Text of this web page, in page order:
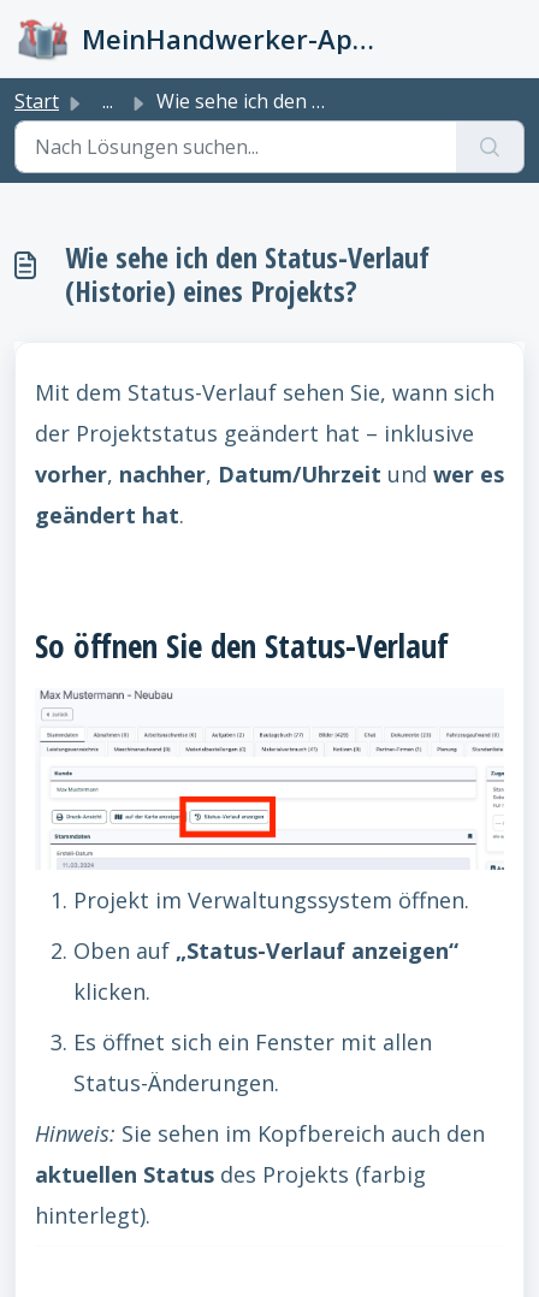
MeinHandwerker-App Info-Kiste
Start ... Wie sehe ich den Status-Verlauf (Historie) eines Projekts?
Wie sehe ich den Status-Verlauf
(Historie) eines Projekts?
Mit dem Status-Verlauf sehen Sie, wann sich
der Projektstatus geändert hat – inklusive
vorher, nachher, Datum/Uhrzeit und wer es
geändert hat.
So öffnen Sie den Status-Verlauf
Projekt im Verwaltungssystem öffnen.
Oben auf „Status-Verlauf anzeigen“
klicken.
Es öffnet sich ein Fenster mit allen
Status-Änderungen.
Hinweis: Sie sehen im Kopfbereich auch den
aktuellen Status des Projekts (farbig
hinterlegt).